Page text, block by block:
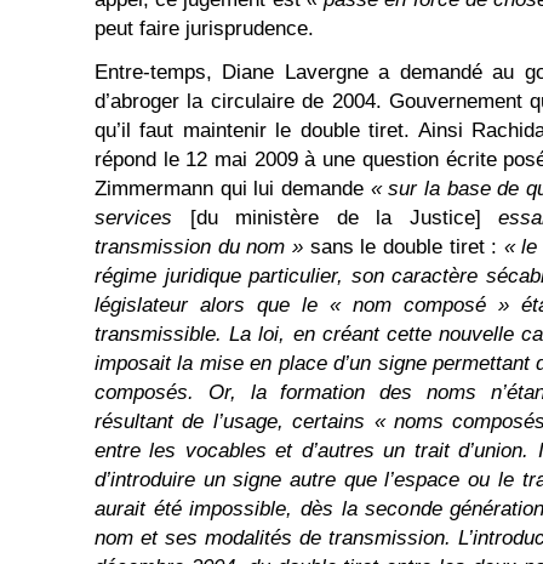
peut faire jurisprudence.
Entre-temps, Diane Lavergne a demandé au
d’abroger la circulaire de 2004. Gouvernement
qu’il faut maintenir le double tiret. Ainsi
répond le 12 mai 2009 à une question écrite
Zimmermann qui lui demande « sur la base de
services [du ministère de la Justice]
transmission du nom » sans le double tiret : « le
régime juridique particulier, son caractère
législateur alors que le « nom composé »
transmissible. La loi, en créant cette nouvelle
imposait la mise en place d’un signe permettant
composés. Or, la formation des noms
résultant de l’usage, certains « noms
entre les vocables et d’autres un trait d’union.
d’introduire un signe autre que l’espace ou le
aurait été impossible, dès la seconde
nom et ses modalités de transmission.